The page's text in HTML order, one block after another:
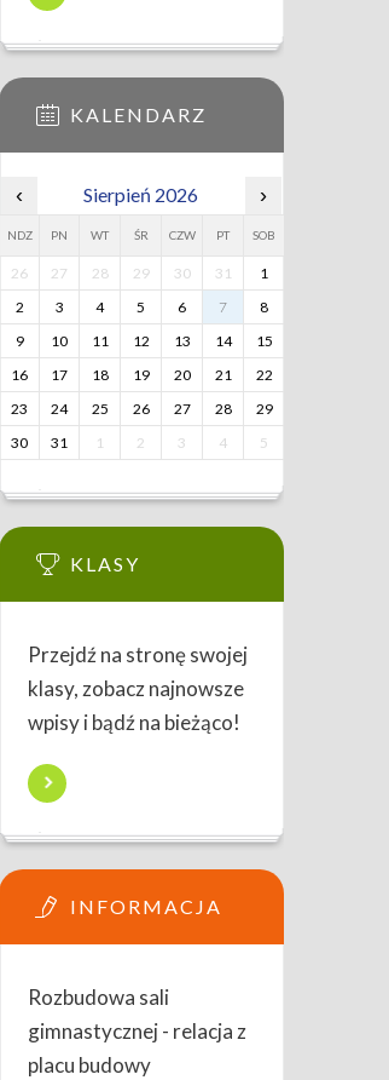
KALENDARZ
‹ Sierpień 2026 ›
NDZ PN WT ŚR CZW PT SOB
26 27 28 29 30 31
1
2
3 4 5 6 7
8
9
10 11 12 13 14
15
16
17 18 19 20 21
22
23
24 25 26 27 28
29
30
31 1 2 3 4 5
KLASY
Przejdź na stronę swojej
klasy, zobacz najnowsze
wpisy i bądź na bieżąco!
INFORMACJA
Rozbudowa sali
gimnastycznej - relacja z
placu budowy